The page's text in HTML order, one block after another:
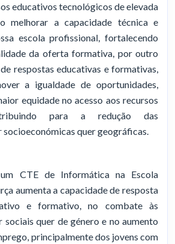
educativos tecnológicos de elevada
melhorar a capacidade técnica e
escola profissional, fortalecendo
da oferta formativa, por outro
respostas educativas e formativas,
a igualdade de oportunidades,
equidade no acesso aos recursos
para a redução das
socioeconómicas quer geográficas.
CTE de Informática na Escola
aumenta a capacidade de resposta
e formativo, no combate às
sociais quer de género e no aumento
principalmente dos jovens com